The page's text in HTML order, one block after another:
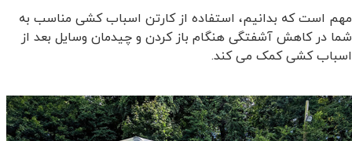
مهم است که بدانیم، استفاده از کارتن اسباب کشی مناسب به
شما در کاهش آشفتگی هنگام باز کردن و چیدمان وسایل بعد از
اسباب کشی کمک می کند.